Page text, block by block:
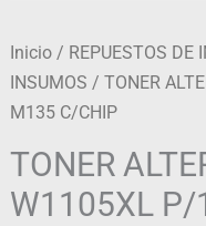
Inicio / REPUESTOS DE
INSUMOS / TONER
M135 C/CHIP
TONER
W1105XL